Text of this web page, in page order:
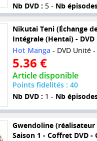
Nb DVD : 5 - Nb
Nikutai Teni (Échange
Intégrale (Hentai) - DVD
Hot Manga - DVD Unité
5.36 €
Article disponible
Points fidelités : 40
Nb DVD : 1 - Nb
Gwendoline (réalisateur
Saison 1 - Coffret DVD -